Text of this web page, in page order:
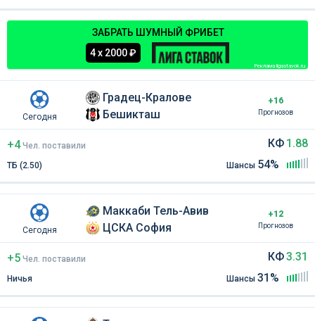
ЗАБРАТЬ ШУМНЫЙ ФРИБЕТ
4 х 2000 ₽
Реклама ligastavok.ru
Сегодня
Градец-Кралове
Бешикташ
+16
Прогнозов
+4 Чел поставили
ТБ (2.50)
КФ 1.88
Шансы 54%
Сегодня
Маккаби Тель-Авив
ЦСКА София
+12
Прогнозов
+5 Чел поставили
Ничья
КФ3.31
Шансы 31%